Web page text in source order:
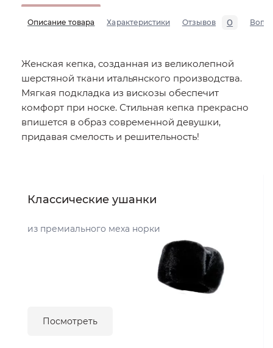
Описание товара Характеристики Отзывов 0
Женская кепка, созданная из великолепной
шерстяной ткани итальянского производства.
Мягкая подкладка из вискозы обеспечит
комфорт при носке. Стильная кепка прекрасно
впишется в образ современной девушки,
придавая смелость и решительность!
Классические ушанки
из премиального меха норки
Посмотреть